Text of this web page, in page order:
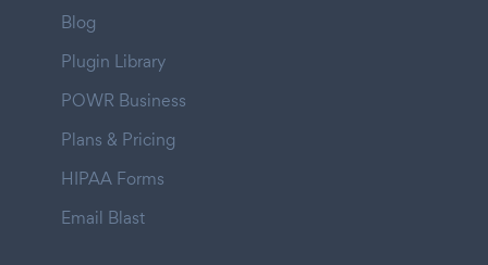
Blog
Plugin Library
POWR Business
Plans & Pricing
HIPAA Forms
Email Blast